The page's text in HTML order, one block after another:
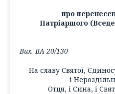
про
Патріаршого
Вих. ВА 20/130
На славу Святої,
і
Отця, і Сина, і